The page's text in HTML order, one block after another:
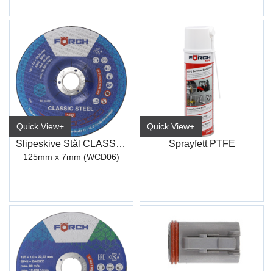
Quick View+
Slipeskive Stål CLASSIC 100
125mm x 7mm (WCD06)
Quick View+
Sprayfett PTFE